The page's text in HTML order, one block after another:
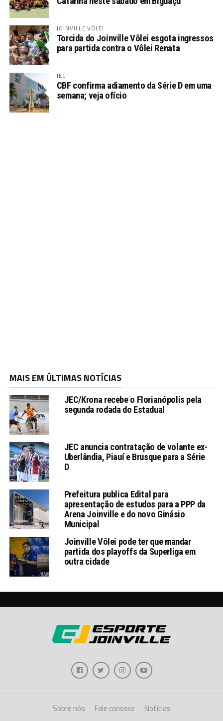
JOINVILLE VÔLEI
Torcida do Joinville Vôlei esgota ingressos
para partida contra o Vôlei Renata
JEC
CBF confirma adiamento da Série D em uma
semana; veja ofício
MAIS EM ÚLTIMAS NOTÍCIAS
JEC/Krona recebe o Florianópolis pela
segunda rodada do Estadual
JEC anuncia contratação de volante ex-
Uberlândia, Piauí e Brusque para a Série
D
Prefeitura publica Edital para
apresentação de estudos para a PPP da
Arena Joinville e do novo Ginásio
Municipal
Joinville Vôlei pode ter que mandar
partida dos playoffs da Superliga em
outra cidade
Sobre nós Fale conosco Notícias